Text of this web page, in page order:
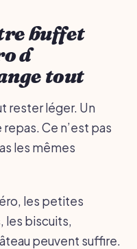
buffet
d
tout
rester léger. Un
Ce n’est pas
les mêmes
les petites
les biscuits,
peuvent suffire.